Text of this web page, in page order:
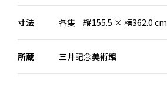
寸法 各隻 縦155.5 × 横362.0 cm
所蔵 三井記念美術館